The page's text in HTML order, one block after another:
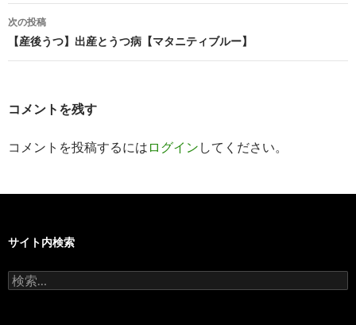
ナ
ビ
ゲ
ョ
次の投稿
【産後うつ】出産とうつ病【マタニティブルー】
コメントを残す
コメントを投稿するには ログイン してください。
サイト内検索
検
索: